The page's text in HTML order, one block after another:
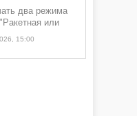
два режима
или
и "Угроза
БПЛА"
15:00